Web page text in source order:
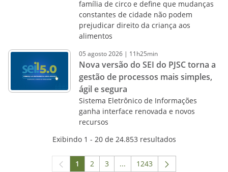
família de circo e define que mudanças
constantes de cidade não podem
prejudicar direito da criança aos
alimentos
05 agosto2026 | 11h25min
Nova versão do SEI do PJSC torna a
gestão de processos mais simples,
ágil e segura
Sistema Eletrônico de Informações
ganha interface renovada e novos
recursos
Exibindo 1 - 20 de 24.853 resultados
Página
1 Página
2 Página
3 ...Páginas intermediárias Usar
Página
1243